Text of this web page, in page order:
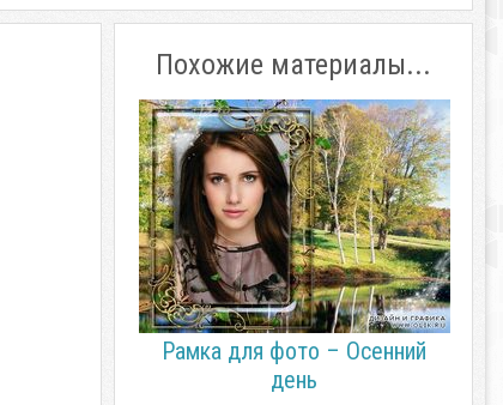
Похожие материалы...
Рамка для фото – Осенний
день